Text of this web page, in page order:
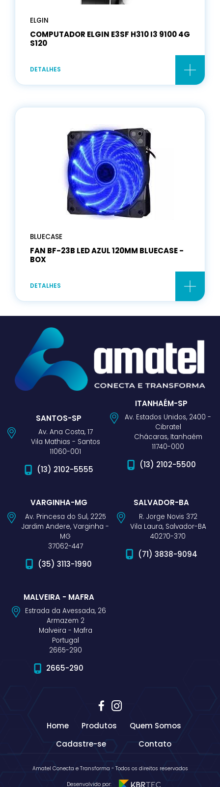
ELGIN
COMPUTADOR ELGIN E3SF H310 I3 9100 4G
S120
DETALHES
BLUECASE
FAN BF-23B LED AZUL 120MM BLUECASE -
BOX
DETALHES
SANTOS-SP
Av. Ana Costa, 17
Vila Mathias - Santos
11060-001
(13) 2102-5555
ITANHAÉM-SP
Av. Estados Unidos, 2400 -
Cibratel
Chácaras, Itanhaém
11740-000
(13) 2102-5500
VARGINHA-MG
Av. Princesa do Sul, 2225
Jardim Andere, Varginha -
MG
37062-447
(35) 3113-1990
SALVADOR-BA
R. Jorge Novis 372
Vila Laura, Salvador-BA
40270-370
(71) 3838-9094
MALVEIRA - MAFRA
Estrada da Avessada, 26
Armazem 2
Malveira - Mafra
Portugal
2665-290
2665-290
Home Produtos
Quem Somos
Cadastre-se
Contato
Amatel Conecta e Transforma - Todos os direitos reservados
Desenvolvido por: